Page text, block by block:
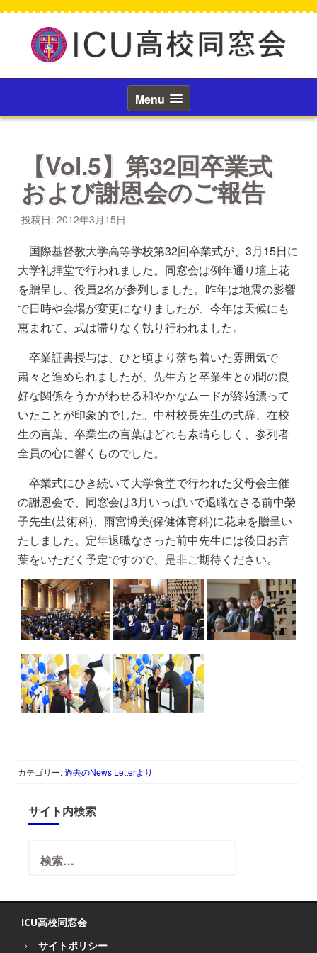
へ
ッ
Menu
【Vol.5】第32回卒業式
および謝恩会のご報告
投稿日: 2012年3月15日
国際基督教大学高等学校第32回卒業式が、3月15日に
大学礼拝堂で行われました。同窓会は例年通り壇上花
を贈呈し、役員2名が参列しました。昨年は地震の影響
で日時や会場が変更になりましたが、今年は天候にも
恵まれて、式は滞りなく執り行われました。
卒業証書授与は、ひと頃より落ち着いた雰囲気で
粛々と進められましたが、先生方と卒業生との間の良
好な関係をうかがわせる和やかなムードが終始漂って
いたことが印象的でした。中村校長先生の式辞、在校
生の言葉、卒業生の言葉はどれも素晴らしく、参列者
全員の心に響くものでした。
卒業式にひき続いて大学食堂で行われた父母会主催
の謝恩会で、同窓会は3月いっぱいで退職なさる前中榮
子先生(芸術科)、雨宮博美(保健体育科)に花束を贈呈い
たしました。定年退職なさった前中先生には後日お言
葉をいただく予定ですので、是非ご期待ください。
カテゴリー:過去のNews Letterより
サイト内検索
索:
ICU高校同窓会
サイトポリシー